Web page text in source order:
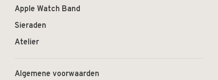
Apple Watch Band
Sieraden
Atelier
Algemene voorwaarden